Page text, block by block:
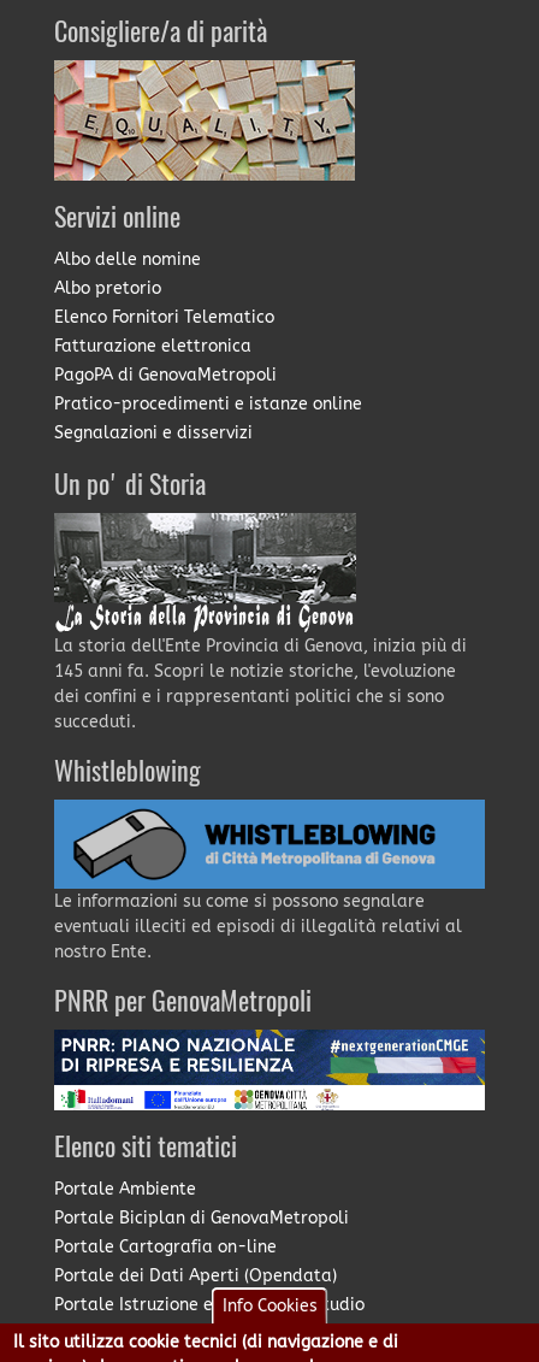
Consigliere/a di parità
Servizi online
Albo delle nomine
Albo pretorio
Elenco Fornitori Telematico
Fatturazione elettronica
PagoPA di GenovaMetropoli
Pratico-procedimenti e istanze online
Segnalazioni e disservizi
Un po' di Storia
La storia dell'Ente Provincia di Genova, inizia più di
145 anni fa. Scopri le notizie storiche, l'evoluzione
dei confini e i rappresentanti politici che si sono
succeduti.
Whistleblowing
Le informazioni su come si possono segnalare
eventuali illeciti ed episodi di illegalità relativi al
nostro Ente.
PNRR per GenovaMetropoli
Elenco siti tematici
Portale Ambiente
Portale Biciplan di GenovaMetropoli
Portale Cartografia on-line
Portale dei Dati Aperti (Opendata)
Portale Istruzione e Diritto allo Studio
Portale Marketing Territoriale
Info Cookies
Il sito utilizza cookie tecnici (di navigazione e di